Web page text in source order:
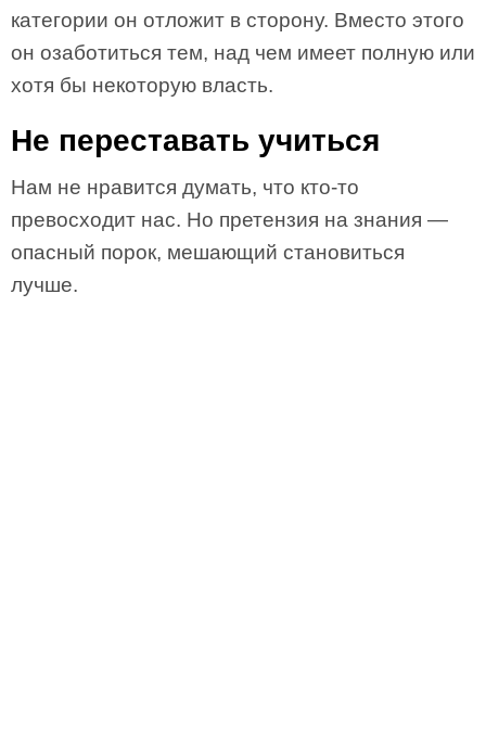
категории он отложит в сторону. Вместо этого
он озаботиться тем, над чем имеет полную или
хотя бы некоторую власть.
Не переставать учиться
Нам не нравится думать, что кто-то
превосходит нас. Но претензия на знания —
опасный порок, мешающий становиться
лучше.